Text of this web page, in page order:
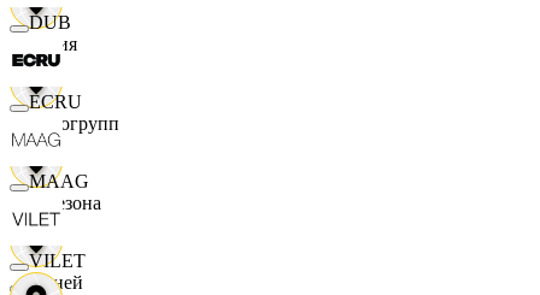
Юлия
Яркогрупп
4 Сезона
7 дней
DUB
ECRU
MAAG
VILET